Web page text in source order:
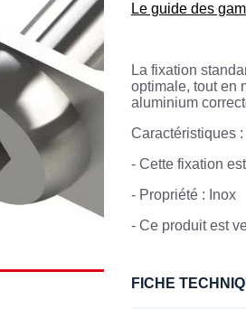
Le guide des
La fixation
optimale, tout en
aluminium
Caractéristiques :
- Cette fixation
- Propriété : Inox
- Ce produit est
FICHE